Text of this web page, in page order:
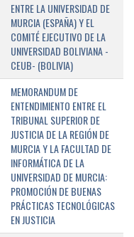
ENTRE LA UNIVERSIDAD DE
MURCIA (ESPAÑA) Y EL
COMITÉ EJECUTIVO DE LA
UNIVERSIDAD BOLIVIANA -
CEUB- (BOLIVIA)
MEMORANDUM DE
ENTENDIMIENTO ENTRE EL
TRIBUNAL SUPERIOR DE
JUSTICIA DE LA REGIÓN DE
MURCIA Y LA FACULTAD DE
INFORMÁTICA DE LA
UNIVERSIDAD DE MURCIA:
PROMOCIÓN DE BUENAS
PRÁCTICAS TECNOLÓGICAS
EN JUSTICIA